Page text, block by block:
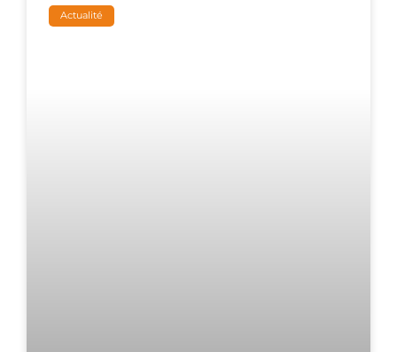
Actualité